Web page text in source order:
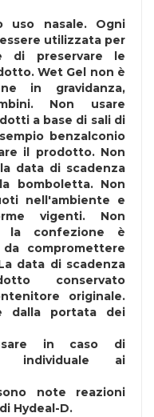
uso nasale. Ogni
utilizzata per
di preservare le
Wet Gel non è
in gravidanza,
Non usare
a base di sali di
benzalconio
il prodotto. Non
data di scadenza
bomboletta. Non
nell'ambiente e
vigenti. Non
la confezione è
compromettere
data di scadenza
conservato
originale.
dalla portata dei
in caso di
individuale ai
note reazioni
Hydeal-D.